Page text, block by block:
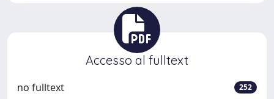
Accesso al fulltext
no fulltext 252